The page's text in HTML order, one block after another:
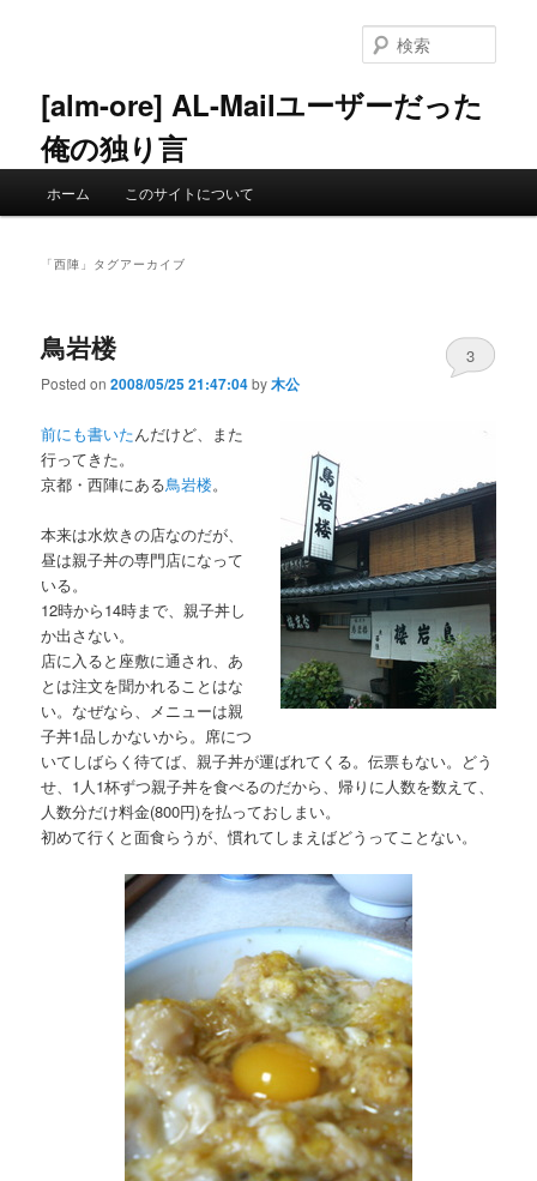
ン
へ
ツ
移
[alm-ore] AL-Mailユーザーだった
俺の独り言
索
ホーム このサイトについて
「西陣 」タグアーカイブ
鳥岩楼
Posted on2008/05/25 21:47:04by木公
3
前にも書いたんだけど、また
行ってきた。
京都・西陣にある鳥岩楼。
本来は水炊きの店なのだが、
昼は親子丼の専門店になって
いる。
12時から14時まで、親子丼し
か出さない。
店に入ると座敷に通され、あ
とは注文を聞かれることはな
い。なぜなら、メニューは親
子丼1品しかないから。席につ
いてしばらく待てば、親子丼が運ばれてくる。伝票もない。どう
せ、1人1杯ずつ親子丼を食べるのだから、帰りに人数を数えて、
人数分だけ料金(800円)を払っておしまい。
初めて行くと面食らうが、慣れてしまえばどうってことない。